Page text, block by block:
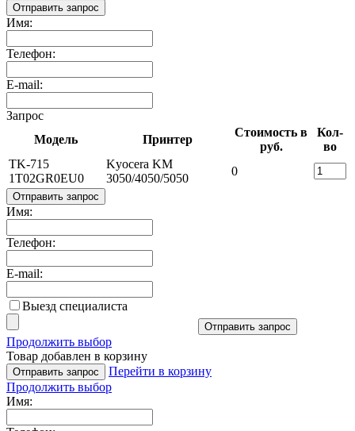
Отправить запрос
Имя:
Телефон:
E-mail:
Запрос
Модель
Принтер
Стоимость в
руб.
Кол-
во
TK-715
1T02GR0EU0
Kyocera KM
3050/4050/5050
0
Отправить запрос
Имя:
Телефон:
E-mail:
Выезд специалиста
Отправить запрос
Продолжить выбор
Товар добавлен в корзину
Отправить запрос
Перейти в корзину
Продолжить выбор
Имя: